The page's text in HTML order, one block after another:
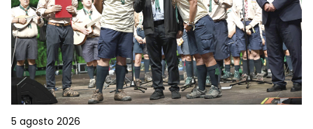
5 agosto 2026